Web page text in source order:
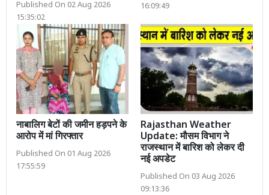
Published On 02 Aug 2026
15:35:02
16:09:49
नाबालिग बेटों की जमीन हड़पने के
आरोप में मां गिरफ्तार
Published On 01 Aug 2026
17:55:59
Rajasthan Weather
Update: मौसम विभाग ने
राजस्थान में बारिश को लेकर दी
नई अपडेट
Published On 03 Aug 2026
09:13:36